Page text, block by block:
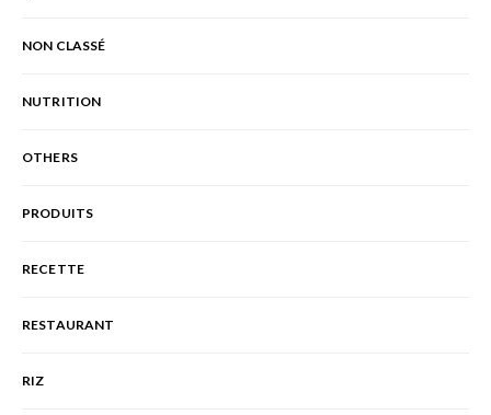
NON CLASSÉ
NUTRITION
OTHERS
PRODUITS
RECETTE
RESTAURANT
RIZ